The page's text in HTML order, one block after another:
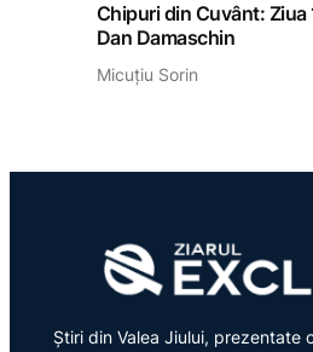
Chipuri din Cuvânt: Ziua
Dan Damaschin
Micuțiu Sorin
Știri din Valea Jiului, prezentate